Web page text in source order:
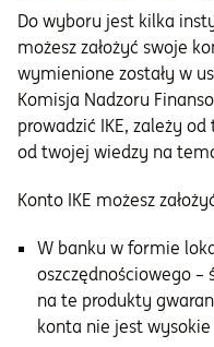
Do wyboru jest kilka
możesz założyć swoje
wymienione zostały w
Komisja Nadzoru
prowadzić IKE, zależy
od twojej wiedzy na
Konto IKE możesz
W banku w formie
oszczędnościowego –
na te produkty
konta nie jest